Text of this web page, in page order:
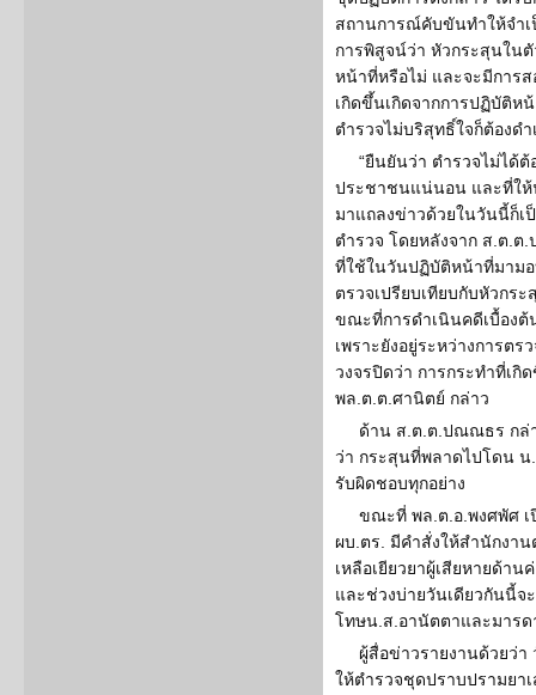
สถานการณ์คับขันทำให้จำ
การพิสูจน์ว่า หัวกระสุนใน
หน้าที่หรือไม่ และจะมีการ
เกิดขึ้นเกิดจากการปฏิบัติห
ตำรวจไม่บริสุทธิ์ใจก็ต้องด
“ยืนยันว่า ตำรวจไม่ได้ต้
ประชาชนแน่นอน และที่ให้
มาแถลงข่าวด้วยในวันนี้ก็เ
ตำรวจ โดยหลังจาก ส.ต.
ที่ใช้ในวันปฏิบัติหน้าที่มาม
ตรวจเปรียบเทียบกับหัวกร
ขณะที่การดำเนินคดีเบื้องต้
เพราะยังอยู่ระหว่างการต
วงจรปิดว่า การกระทำที่เกิ
พล.ต.ต.ศานิตย์ กล่าว
ด้าน ส.ต.ต.ปณณธร กล่
ว่า กระสุนที่พลาดไปโดน
รับผิดชอบทุกอย่าง
ขณะที่ พล.ต.อ.พงศพัศ เ
ผบ.ตร. มีคำสั่งให้สำนักงา
เหลือเยียวยาผู้เสียหายด้า
และช่วงบ่ายวันเดียวกันนี้จ
โทษน.ส.อานัตตาและมาร
ผู้สื่อข่าวรายงานด้วยว่
ให้ตำรวจชุดปราบปรามยา